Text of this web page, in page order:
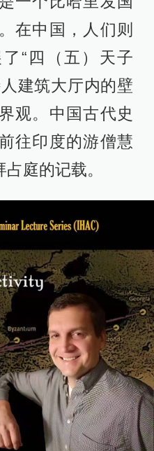
在中国，人们则
“四（五）天子
建筑大厅内的壁
观。中国古代史
往印度的游僧慧
庭的记载。